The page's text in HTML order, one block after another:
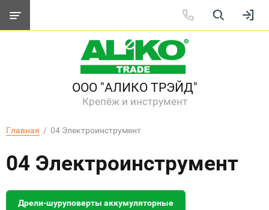
ООО "АЛИКО ТРЭЙД"
Крепёж и инструмент
Главная
  /  04 Электроинструмент
04 Электроинструмент
Дрели-шуруповерты аккумуляторные